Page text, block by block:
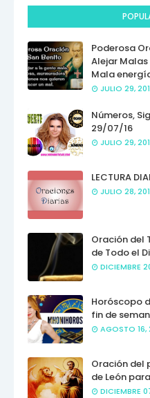
Poderosa
Alejar Malas
Mala
JULIO 29,
Números,
29/07/16
JULIO 29,
LECTURA
JULIO 28,
Oración del
de Todo el
DICIEMBRE
Horóscopo
fin de
AGOSTO 16,
Oración del
de León
DICIEMBRE